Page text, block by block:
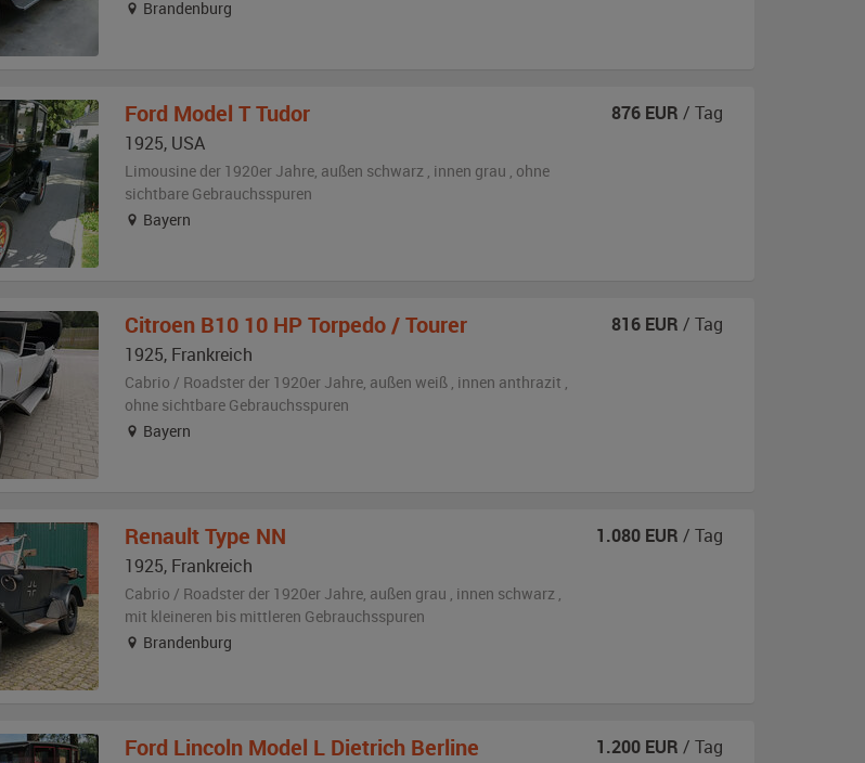
Brandenburg
Ford Model T Tudor
1925, USA
Limousine der 1920er Jahre, außen schwarz , innen grau , ohne
sichtbare Gebrauchsspuren
Bayern
876 EUR / Tag
Citroen B10 10 HP Torpedo / Tourer
1925, Frankreich
Cabrio / Roadster der 1920er Jahre, außen weiß , innen anthrazit ,
ohne sichtbare Gebrauchsspuren
Bayern
816 EUR / Tag
Renault Type NN
1925, Frankreich
Cabrio / Roadster der 1920er Jahre, außen grau , innen schwarz ,
mit kleineren bis mittleren Gebrauchsspuren
Brandenburg
1.080 EUR / Tag
Ford Lincoln Model L Dietrich Berline 1.200 EUR / Tag